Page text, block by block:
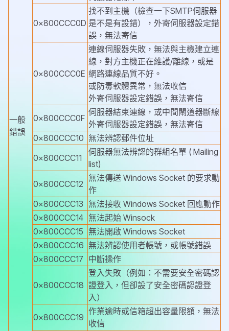
一般
錯誤
0x800CCC0D
找不到主機（檢查一下SMTP伺服器
是不是有設錯）， 外寄伺服器設定錯
誤，無法寄信
0x800CCC0E
連線伺服器失敗，無法與主機建立連
線，對方主機正在維護/離線，或是
網路連線品質不好。
或防毒軟體異常，無法收信
外寄伺服器設定錯誤，無法寄信
0x800CCC0F
伺服器結束連線，或中間閘道器斷線
外寄伺服器設定錯誤，無法寄信
0x800CCC10 無法辨認郵件位址
0x800CCC11
伺服器無法辨認的群組名單 ( Mailing
list)
0x800CCC12
無法傳送 Windows Socket 的要求動
作
0x800CCC13 無法接收 Windows Socket 回應動作
0x800CCC14 無法起始 Winsock
0x800CCC15 無法開啟 Windows Socket
0x800CCC16 無法辨認使用者帳號，或帳號錯誤
0x800CCC17 中斷操作
0x800CCC18
登入失敗（例如：不需要安全密碼認
證登入，但卻設了安全密碼認證登
入）
0x800CCC19
作業逾時或信箱超出容量限額，無法
收信